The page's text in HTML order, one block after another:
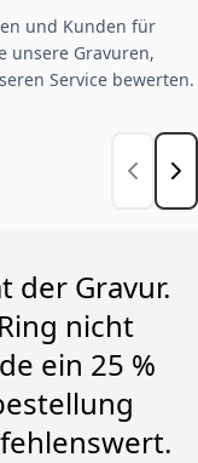
und Kunden für
unsere Gravuren,
Service bewerten.
der Gravur.
nicht
ein 25 %